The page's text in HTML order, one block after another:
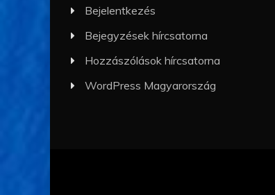
Bejelentkezés
Bejegyzések hírcsatorna
Hozzászólások hírcsatorna
WordPress Magyarország